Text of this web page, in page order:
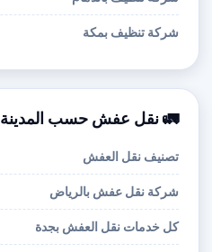
شركة تنظيف بمكة
🚛 نقل عفش حسب المدينة
تصنيف نقل العفش
شركة نقل عفش بالرياض
كل خدمات نقل العفش بجدة